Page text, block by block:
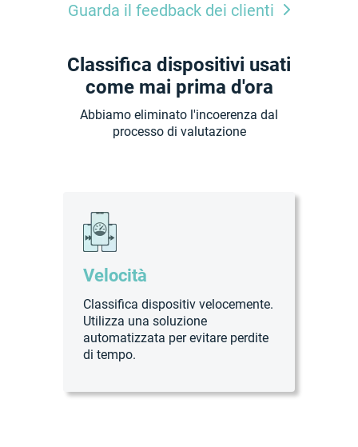
Guarda il feedback dei clienti
Classifica dispositivi usati
come mai prima d'ora
Abbiamo eliminato l'incoerenza dal
processo di valutazione
Velocità
Classifica dispositiv velocemente.
Utilizza una soluzione
automatizzata per evitare perdite
di tempo.